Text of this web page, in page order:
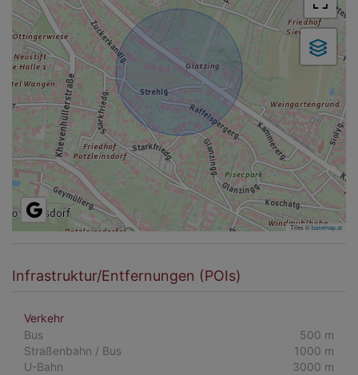
Tiles ©basemap.at
Infrastruktur/Entfernungen (POIs)
Verkehr
Bus
500 m
Straßenbahn / Bus
1000 m
U-Bahn
3000 m